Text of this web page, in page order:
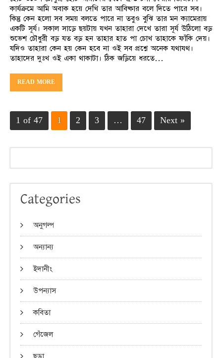
কার্যক্রমে আমি অবাক হয়ে দেখি তার আবিষ্কার বলে দিতে পারে সব।
কিন্তু কেন হলো সব সময় বলতে পারে না তবুও বুঝি তার মন ক্যামেরায়
একটি সূর্য। সকাল সাড়ে ছয়টায় যখন তাহারা দেখে তারা সূর্য উঠিলো বড়
শুভেশ চৌধুরী বড় যত বড় হন তাহার হাত পা চোখ তাহাকে ফাঁকি দেয়।
যদিও তাহারা কেন হয় কেন হবে না ওই সব প্রশ্নে অনেক যথাযথ।
তাহাদের দুঃখ ওই একা থাকাটা। ঠিক জড়িয়ে ধরতে…
READ MORE
1 of 47 1 2 3 … 47 Next »
Categories
অনুগল্প
অন্যান্য
ইদানীং
উপন্যাস
কবিতা
গেঁজেল